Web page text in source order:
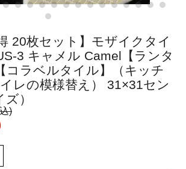
20枚セット】モザイクタイ
3 キャメル Camel【ランタ
コラベルタイル】（キッチ
レの模様替え） 31×31セン
）
)